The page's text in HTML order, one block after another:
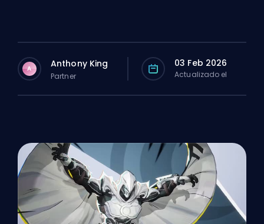
A Anthony King
Partner
03 Feb 2026
Actualizado el